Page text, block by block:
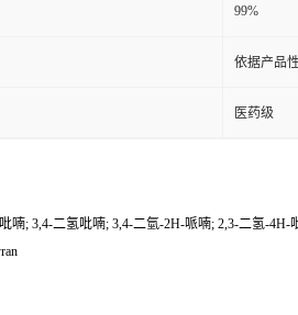
99%
依据产品
医药级
喃; 3,4-二氢吡喃; 3,4-二氫-2H-哌喃; 2,3-二氢-